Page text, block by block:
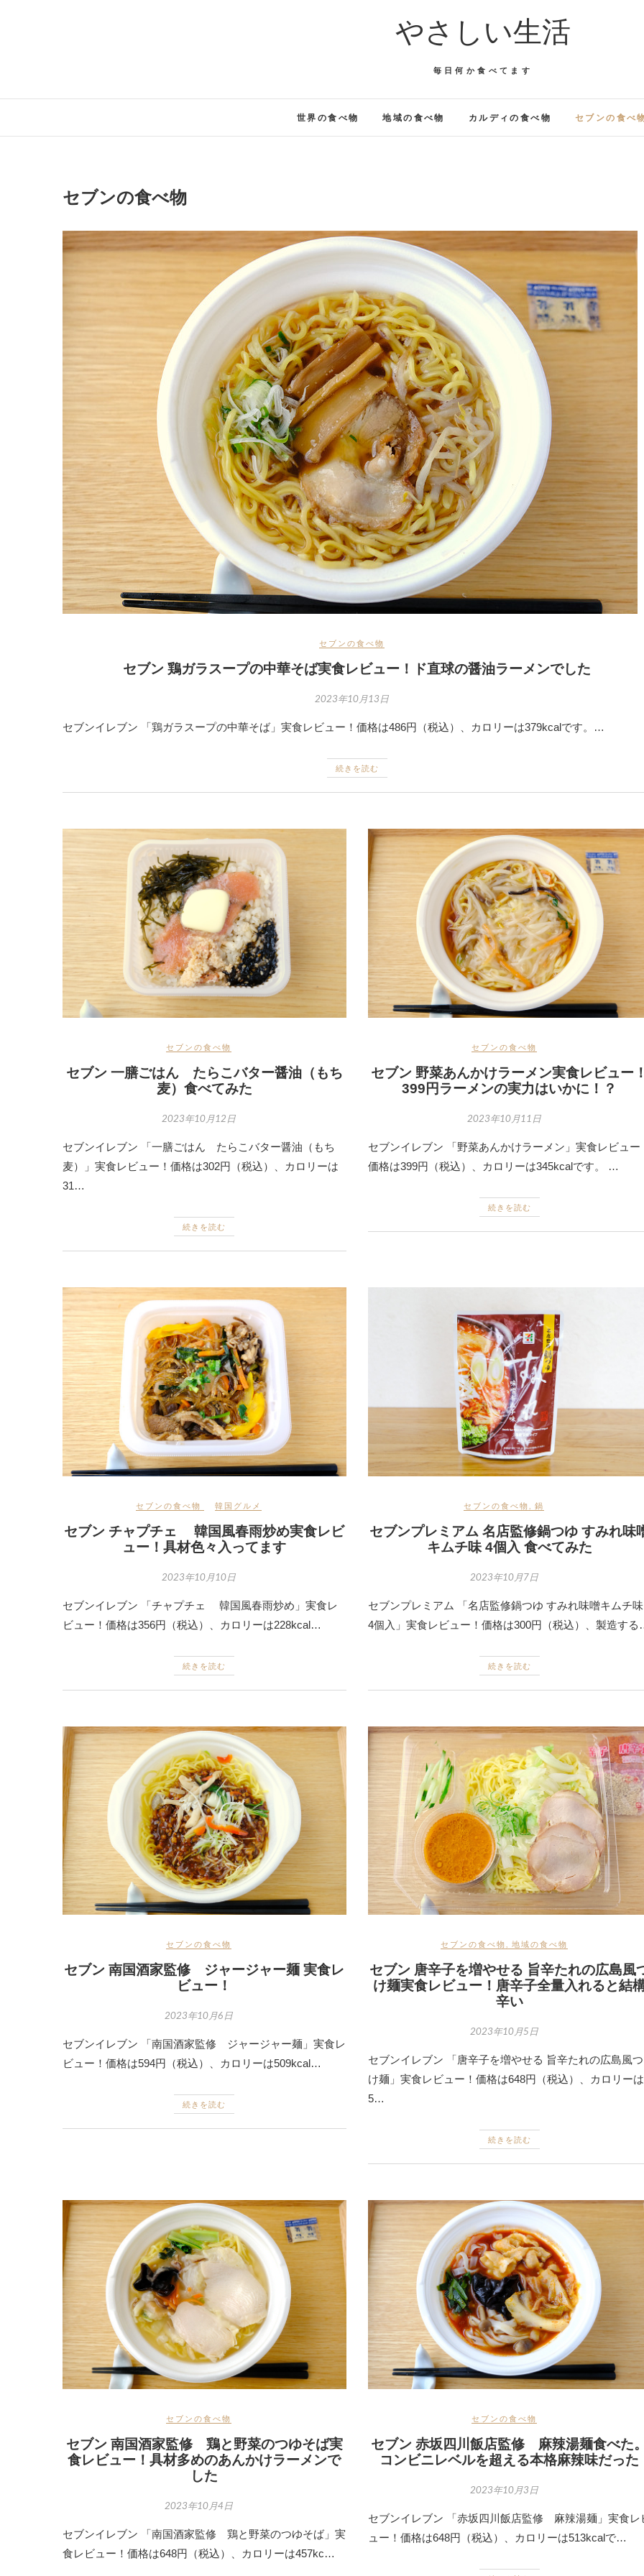
やさしい生活
毎日何か食べてます
世界の食べ物 地域の食べ物 カルディの食べ物 セブンの食べ
セブンの食べ物
セブンの食べ物
セブン 鶏ガラスープの中華そば実食レビュー！ド直球の醤油ラーメンでした
2023年10月13日
セブンイレブン 「鶏ガラスープの中華そば」実食レビュー！価格は486円（税込）、カロリーは379kcalです。…
続きを読む
セブンの食べ物
セブン 一膳ごはん たらこバター醤油（もち
麦）食べてみた
2023年10月12日
セブンイレブン 「一膳ごはん たらこバター醤油（もち
麦）」実食レビュー！価格は302円（税込）、カロリーは
31…
続きを読む
セブンの食べ物
セブン 野菜あんかけラーメン実食レビュー
399円ラーメンの実力はいかに！？
2023年10月11日
セブンイレブン 「野菜あんかけラーメン」実食レビュー
価格は399円（税込）、カロリーは345kcalです。 …
続きを読む
セブンの食べ物 韓国グルメ
セブン チャプチェ 韓国風春雨炒め実食レビ
ュー！具材色々入ってます
2023年10月10日
セブンイレブン 「チャプチェ 韓国風春雨炒め」実食レ
ビュー！価格は356円（税込）、カロリーは228kcal…
続きを読む
セブンの食べ物 ,鍋
セブンプレミアム 名店監修鍋つゆ すみれ味
キムチ味 4個入 食べてみた
2023年10月7日
セブンプレミアム 「名店監修鍋つゆ すみれ味噌キムチ味
4個入」実食レビュー！価格は300円（税込）、製造す
続きを読む
セブンの食べ物
セブン 南国酒家監修 ジャージャー麺 実食レ
ビュー！
2023年10月6日
セブンイレブン 「南国酒家監修 ジャージャー麺」実食レ
ビュー！価格は594円（税込）、カロリーは509kcal…
続きを読む
セブンの食べ物 地域の食べ物
セブン 唐辛子を増やせる 旨辛たれの広島風
け麺実食レビュー！唐辛子全量入れると結
辛い
2023年10月5日
セブンイレブン 「唐辛子を増やせる 旨辛たれの広島風つ
け麺」実食レビュー！価格は648円（税込）、カロリーは
5…
続きを読む
セブンの食べ物
セブン 南国酒家監修 鶏と野菜のつゆそば実
食レビュー！具材多めのあんかけラーメンで
した
2023年10月4日
セブンイレブン 「南国酒家監修 鶏と野菜のつゆそば」実
食レビュー！価格は648円（税込）、カロリーは457kc…
セブンの食べ物
セブン 赤坂四川飯店監修 麻辣湯麺食べた
コンビニレベルを超える本格麻辣味だった
2023年10月3日
セブンイレブン 「赤坂四川飯店監修 麻辣湯麺」実食レ
ュー！価格は648円（税込）、カロリーは513kcalで…